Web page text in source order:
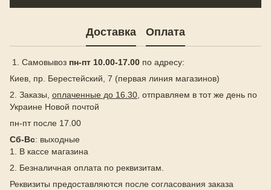
Доставка Оплата
1. Самовывоз пн-пт 10.00-17.00 по адресу:
Киев, пр. Берестейский, 7 (первая линия магазинов)
2. Заказы, оплаченные до 16.30, отправляем в тот же день по
Украине Новой почтой
пн-пт после 17.00
Сб-Вс: выходные
1. В кассе магазина
2. Безналичная оплата по реквизитам.
Реквизиты предоставляются после согласования заказа